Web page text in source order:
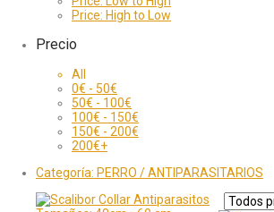
Price: High to Low
Precio
All
0€ - 50€
50€ - 100€
100€ - 150€
150€ - 200€
200€+
Categoría: PERRO / ANTIPARASITARIOS